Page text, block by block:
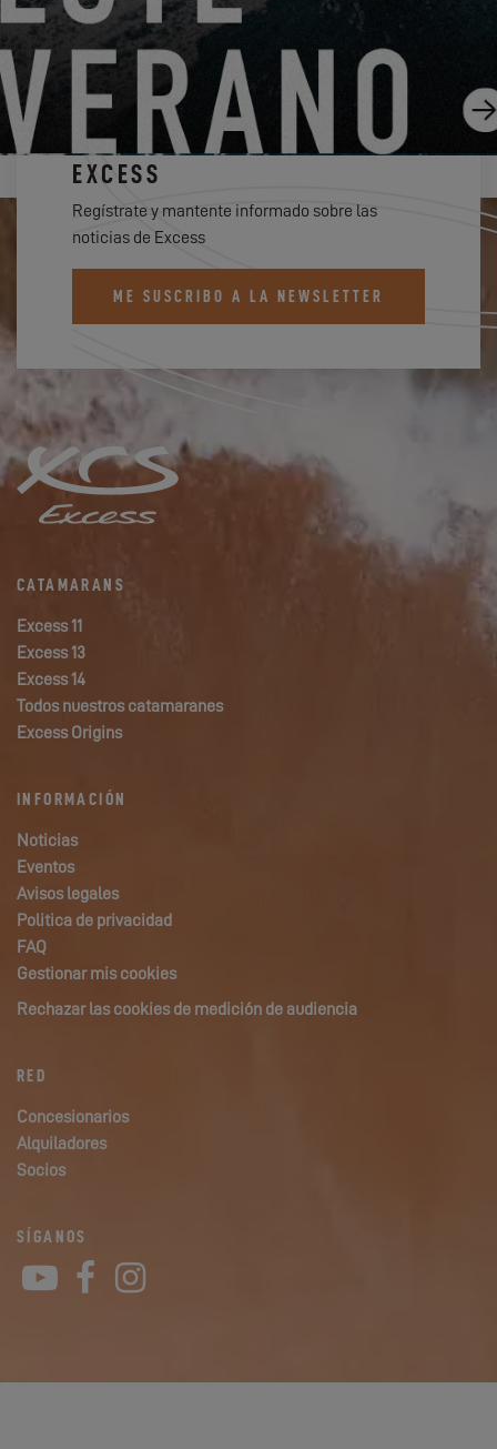
SUSCRÍBETE AL BOLETÍN DE
EXCESS
Regístrate y mantente informado sobre las
noticias de Excess
ME SUSCRIBO A LA NEWSLETTER
CATAMARANS
Excess 11
Excess 13
Excess 14
Todos nuestros catamaranes
Excess Origins
INFORMACIÓN
Noticias
Eventos
Avisos legales
Politica de privacidad
FAQ
Gestionar mis cookies
Rechazar las cookies de medición de audiencia
RED
Concesionarios
Alquiladores
Socios
SÍGANOS
YouTube
Facebook
Instagram